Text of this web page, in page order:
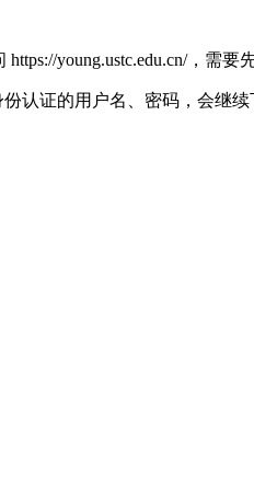
https://young.ustc.edu.cn/，需
份认证的用户名、密码，会继